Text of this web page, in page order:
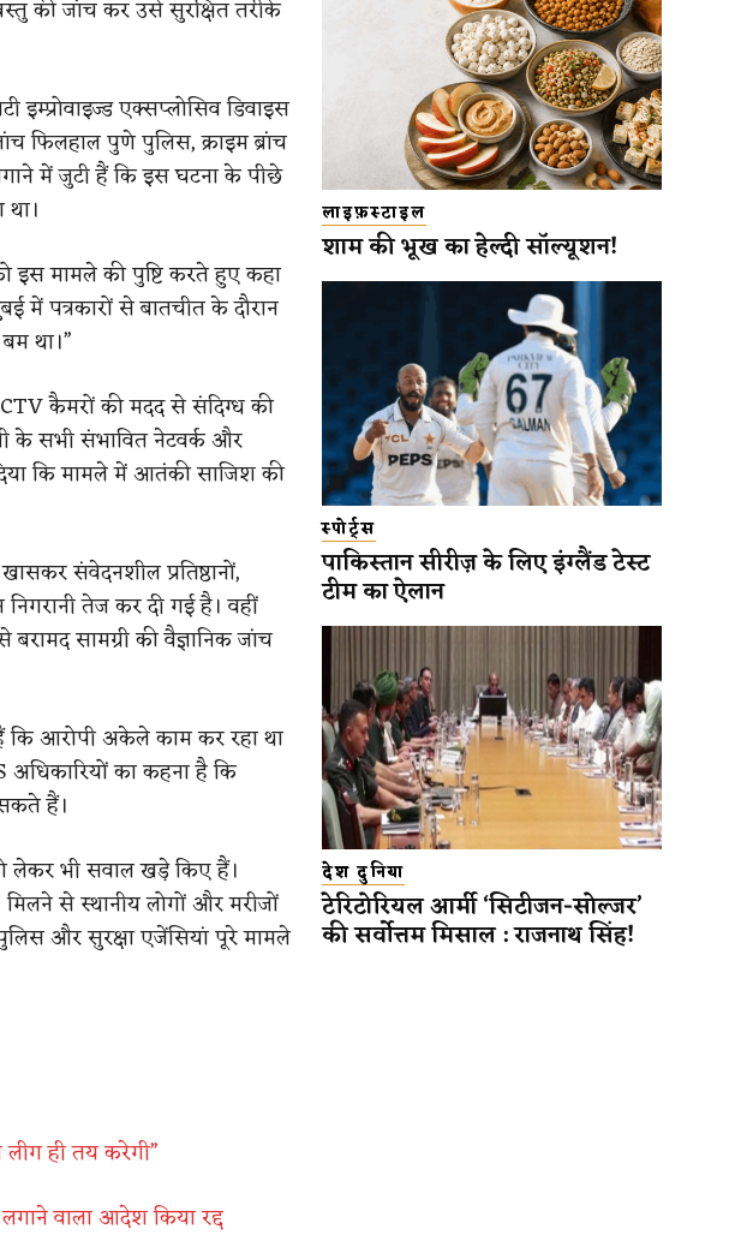
की जांच कर उसे सुरक्षित तरीके
एक्सप्लोसिव डिवाइस
फिलहाल पुणे पुलिस, क्राइम ब्रांच
में जुटी हैं कि इस घटना के पीछे
इस मामले की पुष्टि करते हुए कहा
में पत्रकारों से बातचीत के दौरान
था।”
कैमरों की मदद से संदिग्ध की
के सभी संभावित नेटवर्क और
कि मामले में आतंकी साजिश की
संवेदनशील प्रतिष्ठानों,
तेज कर दी गई है। वहीं
सामग्री की वैज्ञानिक जांच
आरोपी अकेले काम कर रहा था
का कहना है कि
हैं।
लेकर भी सवाल खड़े किए हैं।
से स्थानीय लोगों और मरीजों
और सुरक्षा एजेंसियां पूरे मामले
ही तय करेगी”
वाला आदेश किया रद्द
लाइफ़स्टाइल
शाम की भूख का हेल्दी सॉल्यूशन!
स्पोर्ट्स
पाकिस्तान सीरीज़ के लिए इंग्लैंड टेस्ट
टीम का ऐलान
देश दुनिया
टेरिटोरियल आर्मी ‘सिटीजन-सोल्जर’
की सर्वोत्तम मिसाल : राजनाथ सिंह!